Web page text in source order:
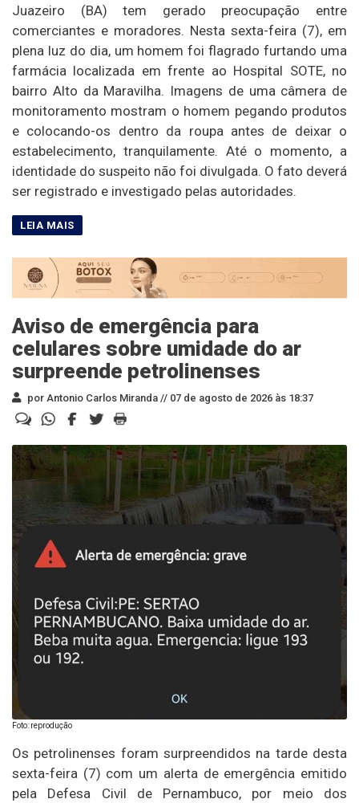
Juazeiro (BA) tem gerado preocupação entre
comerciantes e moradores. Nesta sexta-feira (7), em
plena luz do dia, um homem foi flagrado furtando uma
farmácia localizada em frente ao Hospital SOTE, no
bairro Alto da Maravilha. Imagens de uma câmera de
monitoramento mostram o homem pegando produtos
e colocando-os dentro da roupa antes de deixar o
estabelecimento, tranquilamente. Até o momento, a
identidade do suspeito não foi divulgada. O fato deverá
ser registrado e investigado pelas autoridades.
Aviso de emergência para
celulares sobre umidade do ar
surpreende petrolinenses
por Antonio Carlos Miranda // 07 de agosto de 2026 às 18:37
Foto: reprodução
Os petrolinenses foram surpreendidos na tarde desta
sexta-feira (7) com um alerta de emergência emitido
pela Defesa Civil de Pernambuco, por meio dos